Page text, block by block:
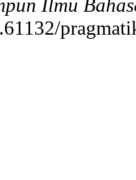
Ilmu